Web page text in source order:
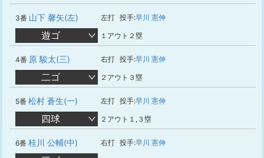
3番 山下 馨矢(左) 左打 投手:早川 憲伸
遊ゴ １アウト２塁
4番 原 駿太(三) 右打 投手:早川 憲伸
二ゴ ２アウト３塁
5番 松村 蒼生(一) 左打 投手:早川 憲伸
四球 ２アウト１,３塁
6番 桂川 公輔(中) 右打 投手:早川 憲伸